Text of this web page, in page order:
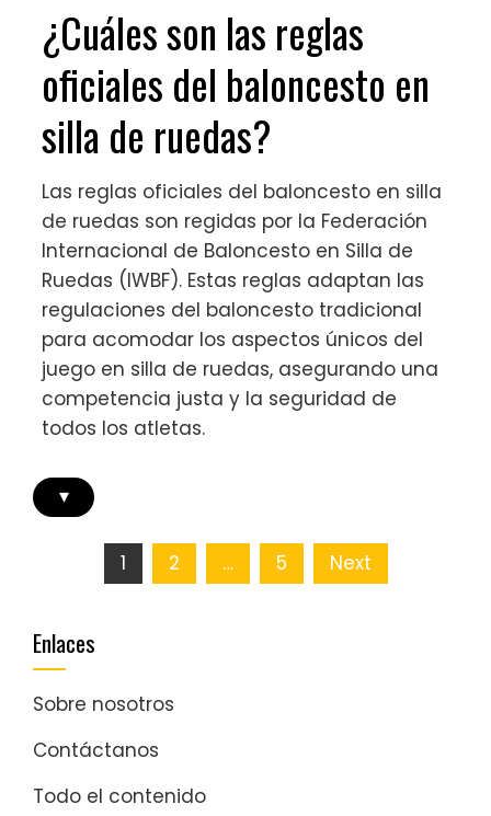
¿Cuáles son las reglas
oficiales del baloncesto en
silla de ruedas?
Las reglas oficiales del baloncesto en silla
de ruedas son regidas por la Federación
Internacional de Baloncesto en Silla de
Ruedas (IWBF). Estas reglas adaptan las
regulaciones del baloncesto tradicional
para acomodar los aspectos únicos del
juego en silla de ruedas, asegurando una
competencia justa y la seguridad de
todos los atletas.
▾
Posts
pagination
1 2 … 5 Next
Enlaces
Sobre nosotros
Contáctanos
Todo el contenido